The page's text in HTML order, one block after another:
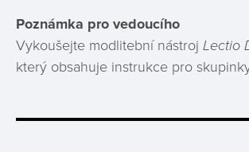
Poznámka pro vedoucího
Vykoušejte modlitební nástroj Lectio
který obsahuje instrukce pro